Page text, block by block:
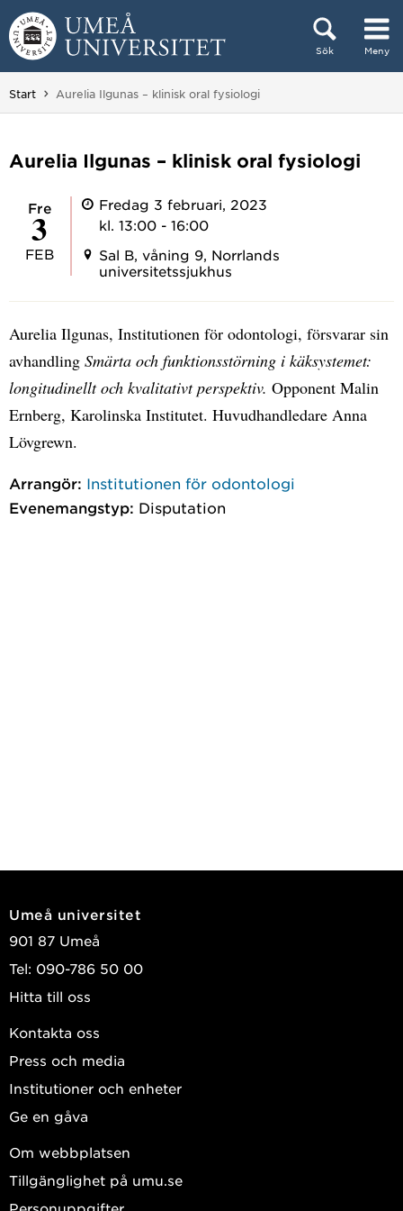
Hoppa direkt till innehållet
Sök Meny
Huvudmenyn dold.
Start Du är här:
Aurelia Ilgunas – klinisk oral fysiologi
Aurelia Ilgunas – klinisk oral fysiologi
fre
3
FEB
Fredag 3 februari, 2023
kl. 13:00 - 16:00
Sal B, våning 9, Norrlands
universitetssjukhus
Aurelia Ilgunas, Institutionen för odontologi, försvarar sin
avhandling Smärta och funktionsstörning i käksystemet:
longitudinellt och kvalitativt perspektiv. Opponent Malin
Ernberg, Karolinska Institutet. Huvudhandledare Anna
Lövgrewn.
Arrangör: Institutionen för odontologi
Evenemangstyp: Disputation
Umeå universitet
901 87 Umeå
Tel: 090-786 50 00
Hitta till oss
Kontakta oss
Press och media
Institutioner och enheter
Ge en gåva
Om webbplatsen
Tillgänglighet på umu.se